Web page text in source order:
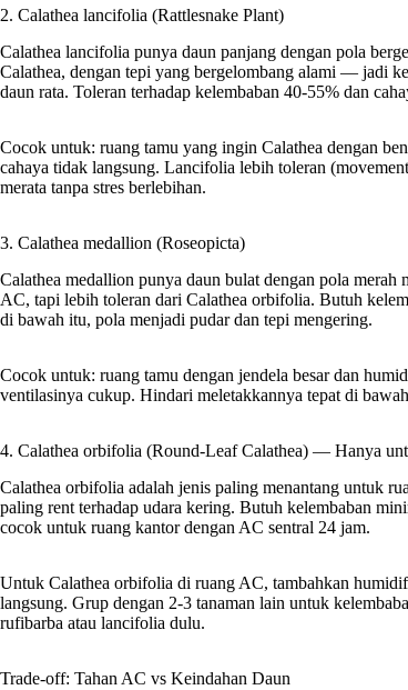
2. Calathea lancifolia (Rattlesnake Plant)
Calathea lancifolia punya daun panjang dengan pola
Calathea, dengan tepi yang bergelombang alami — jadi
daun rata. Toleran terhadap kelembaban 40-55% dan
Cocok untuk: ruang tamu yang ingin Calathea dengan
cahaya tidak langsung. Lancifolia lebih toleran
merata tanpa stres berlebihan.
3. Calathea medallion (Roseopicta)
Calathea medallion punya daun bulat dengan pola
AC, tapi lebih toleran dari Calathea orbifolia. Butuh
di bawah itu, pola menjadi pudar dan tepi mengering.
Cocok untuk: ruang tamu dengan jendela besar dan
ventilasinya cukup. Hindari meletakkannya tepat di
4. Calathea orbifolia (Round-Leaf Calathea) — Hanya
Calathea orbifolia adalah jenis paling menantang untuk
paling rent terhadap udara kering. Butuh kelembaban
cocok untuk ruang kantor dengan AC sentral 24 jam.
Untuk Calathea orbifolia di ruang AC, tambahkan
langsung. Grup dengan 2-3 tanaman lain untuk
rufibarba atau lancifolia dulu.
Trade-off: Tahan AC vs Keindahan Daun